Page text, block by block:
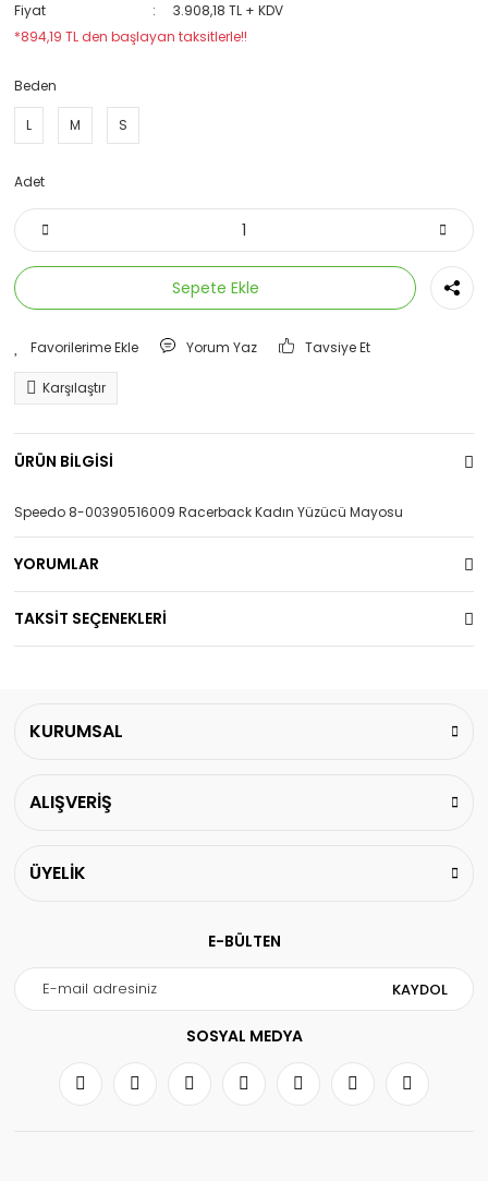
Fiyat
3.908,18 TL + KDV
*894,19 TL den başlayan taksitlerle!!
Beden
L M S
Adet
Sepete Ekle
Yorum Yaz Tavsiye Et
Karşılaştır
ÜRÜN BİLGİSİ
Speedo 8-00390516009 Racerback Kadın Yüzücü Mayosu
YORUMLAR
TAKSİT SEÇENEKLERİ
KURUMSAL
ALIŞVERİŞ
ÜYELİK
E-BÜLTEN
KAYDOL
SOSYAL MEDYA